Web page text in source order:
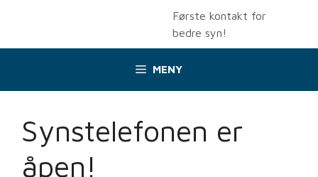
Første kontakt for
bedre syn!
MENY
Synstelefonen er
åpen!